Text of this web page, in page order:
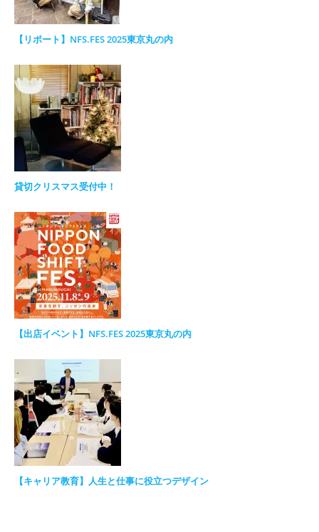
【リポート】NFS.FES 2025東京丸の内
貸切クリスマス受付中！
【出店イベント】NFS.FES 2025東京丸の内
【キャリア教育】人生と仕事に役立つデザイン